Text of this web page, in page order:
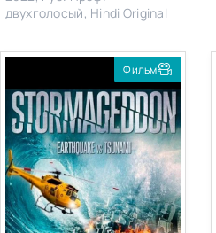
двухголосый, Hindi Original
Фильм